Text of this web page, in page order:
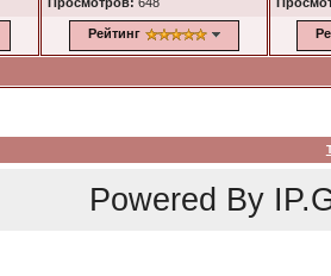
Рейтинг
Powered By